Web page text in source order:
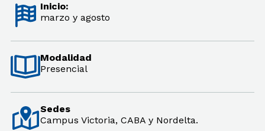
Inicio:
marzo y agosto
Modalidad
Presencial
Sedes
Campus Victoria, CABA y Nordelta.